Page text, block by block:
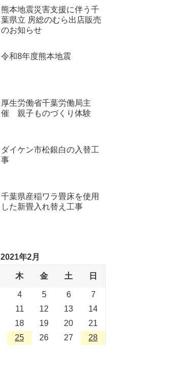
熊本地震災害支援に伴う千
葉県立 房総のむら出店販売
のお知らせ
令和8年度熊本地震
厚生労働省千葉労働局主
催 親子ものづくり体験
ダイケン市松銀白の入替工
事
千葉県産稲ワラ畳床を使用
した新畳入れ替え工事
2021年2月
木 金 土 日
4 5 6
7
11 12 13
14
18 19 20
21
25 26 27 28